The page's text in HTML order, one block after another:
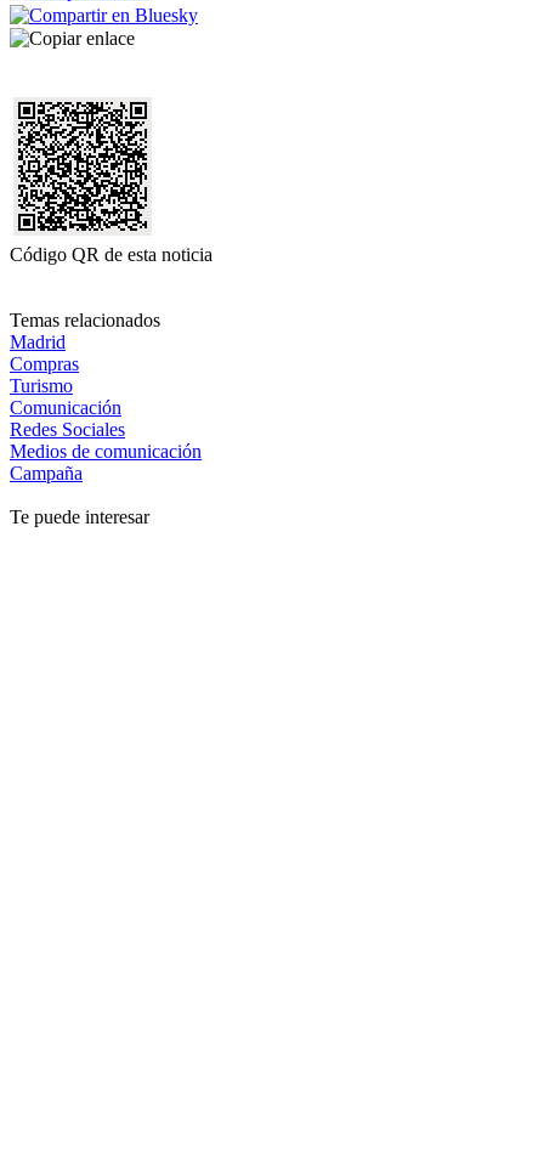
Código QR de esta noticia
Temas relacionados
Madrid
Compras
Turismo
Comunicación
Redes Sociales
Medios de comunicación
Campaña
Te puede interesar